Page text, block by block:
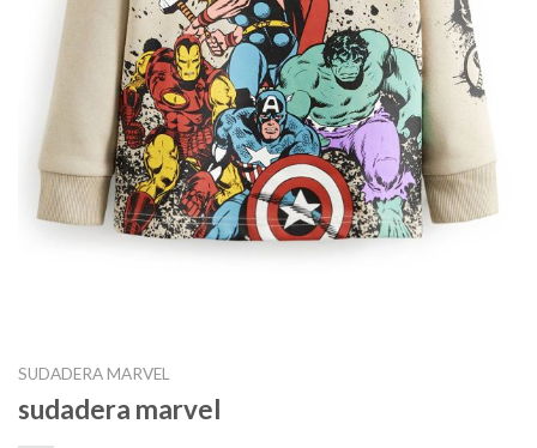
SUDADERA MARVEL
sudadera marvel